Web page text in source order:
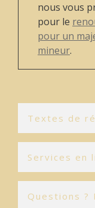
nous vous
pour le
pour un
mineur.
Textes de
Services en
Questions ?